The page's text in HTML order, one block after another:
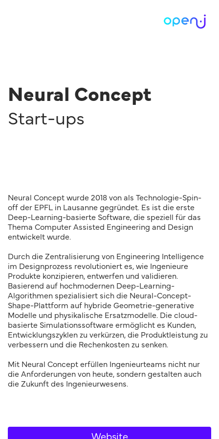
Neural Concept
Start-ups
Neural Concept wurde 2018 von als Technologie-Spin-
off der EPFL in Lausanne gegründet. Es ist die erste
Deep-Learning-basierte Software, die speziell für das
Thema Computer Assisted Engineering and Design
entwickelt wurde.
Durch die Zentralisierung von Engineering Intelligence
im Designprozess revolutioniert es, wie Ingenieure
Produkte konzipieren, entwerfen und validieren.
Basierend auf hochmodernen Deep-Learning-
Algorithmen spezialisiert sich die Neural-Concept-
Shape-Plattform auf hybride Geometrie-generative
Modelle und physikalische Ersatzmodelle. Die cloud-
basierte Simulationssoftware ermöglicht es Kunden,
Entwicklungszyklen zu verkürzen, die Produktleistung zu
verbessern und die Rechenkosten zu senken.
Mit Neural Concept erfüllen Ingenieurteams nicht nur
die Anforderungen von heute, sondern gestalten auch
die Zukunft des Ingenieurwesens.
Website